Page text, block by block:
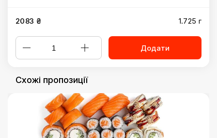
2083 ₴ 1.725 г
Додати
Схожі пропозиції